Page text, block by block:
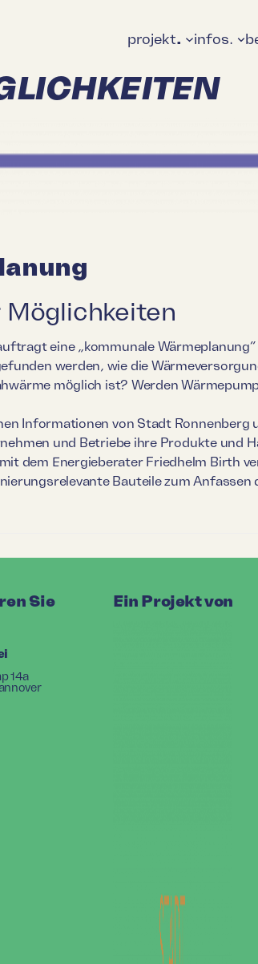
projekt. infos.
eine „kommunale
werden, wie die
möglich ist? Werden
Informationen von Stadt Ronnenberg
und Betriebe ihre Produkte und
dem Energieberater Friedhelm Birth
Bauteile zum Anfassen
Sie
14a
Ein Projekt von